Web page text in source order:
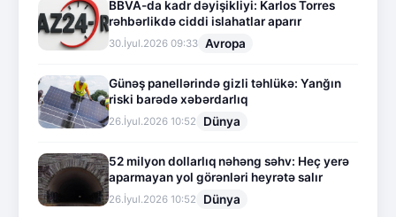
BBVA-da kadr dəyişikliyi: Karlos Torres
rəhbərlikdə ciddi islahatlar aparır
30.İyul.2026 09:33 Avropa
Günəş panellərində gizli təhlükə: Yanğın
riski barədə xəbərdarlıq
26.İyul.2026 10:52 Dünya
52 milyon dollarlıq nəhəng səhv: Heç yerə
aparmayan yol görənləri heyrətə salır
26.İyul.2026 10:52 Dünya